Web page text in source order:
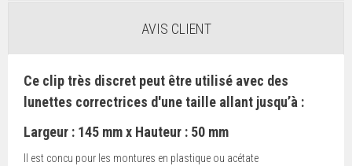
AVIS CLIENT
Ce clip très discret peut être utilisé avec des
lunettes correctrices d'une taille allant jusqu’à :
Largeur : 145 mm x Hauteur : 50 mm
Il est concu pour les montures en plastique ou acétate